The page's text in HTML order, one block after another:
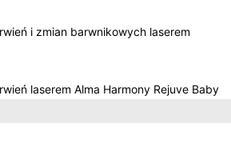
i zmian barwnikowych laserem
laserem Alma Harmony Rejuve Baby